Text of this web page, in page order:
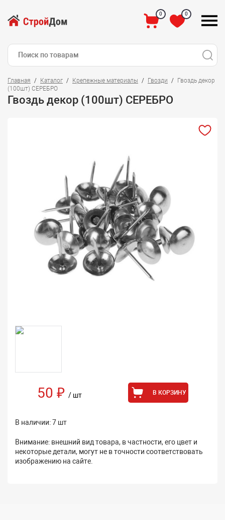
0 0
Главная Каталог Крепежные материалы Гвозди
Гвоздь декор
(100шт) СЕРЕБРО
Гвоздь декор (100шт) СЕРЕБРО
50 ₽ / шт В КОРЗИНУ
В наличии: 7 шт
Внимание: внешний вид товара, в частности, его цвет и
некоторые детали, могут не в точности соответствовать
изображению на сайте.